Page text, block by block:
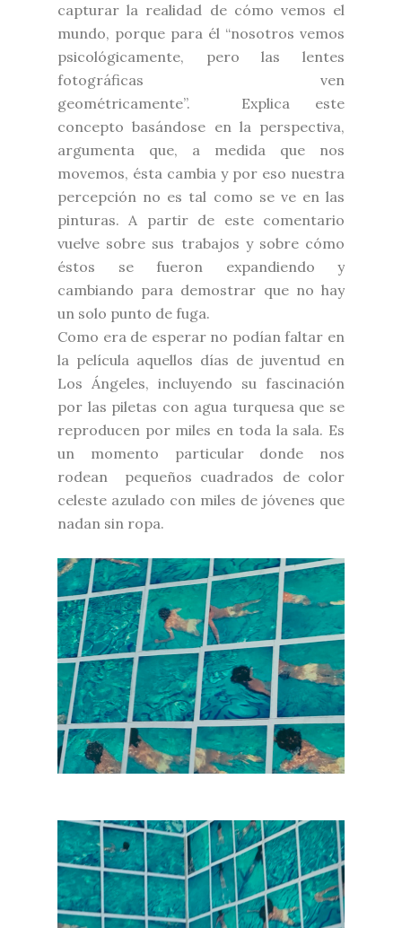
capturar la realidad de cómo vemos el
mundo, porque para él “nosotros vemos
psicológicamente, pero las lentes
fotográficas ven
geométricamente”. Explica este
concepto basándose en la perspectiva,
argumenta que, a medida que nos
movemos, ésta cambia y por eso nuestra
percepción no es tal como se ve en las
pinturas. A partir de este comentario
vuelve sobre sus trabajos y sobre cómo
éstos se fueron expandiendo y
cambiando para demostrar que no hay
un solo punto de fuga.
Como era de esperar no podían faltar en
la película aquellos días de juventud en
Los Ángeles, incluyendo su fascinación
por las piletas con agua turquesa que se
reproducen por miles en toda la sala. Es
un momento particular donde nos
rodean pequeños cuadrados de color
celeste azulado con miles de jóvenes que
nadan sin ropa.